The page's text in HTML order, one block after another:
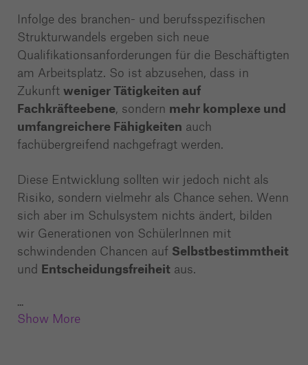
Infolge des branchen- und berufsspezifischen
Strukturwandels ergeben sich neue
Qualifikationsanforderungen für die Beschäftigten
am Arbeitsplatz. So ist abzusehen, dass in
Zukunft weniger Tätigkeiten auf
Fachkräfteebene, sondern mehr komplexe und
umfangreichere Fähigkeiten auch
fachübergreifend nachgefragt werden.
Diese Entwicklung sollten wir jedoch nicht als
Risiko, sondern vielmehr als Chance sehen. Wenn
sich aber im Schulsystem nichts ändert, bilden
wir Generationen von SchülerInnen mit
schwindenden Chancen auf Selbstbestimmtheit
und Entscheidungsfreiheit aus.
...
Show More